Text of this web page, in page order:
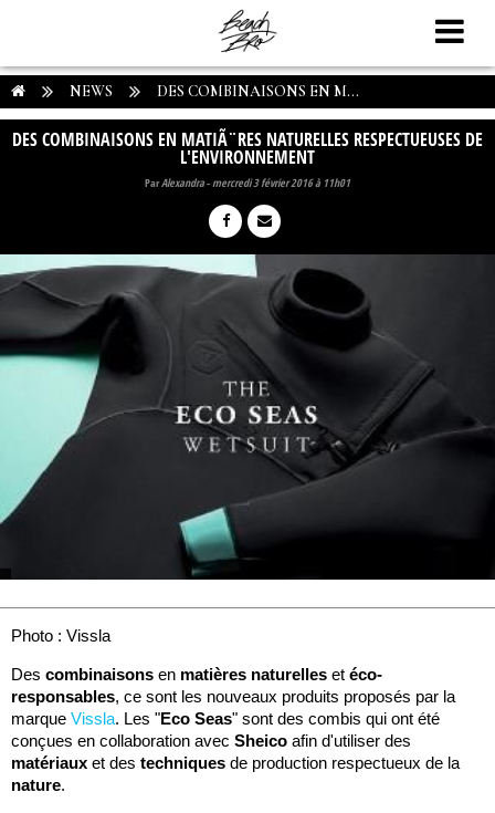
NEWS DES COMBINAISONS EN M...
DES COMBINAISONS EN MATIÃ¨RES NATURELLES RESPECTUEUSES DE
L'ENVIRONNEMENT
ParAlexandra-mercredi 3 février 2016 à 11h01
Photo : Vissla
Des combinaisons en matières naturelles et éco-
responsables, ce sont les nouveaux produits proposés par la
marque Vissla. Les "Eco Seas" sont des combis qui ont été
conçues en collaboration avec Sheico afin d'utiliser des
matériaux et des techniques de production respectueux de la
nature.